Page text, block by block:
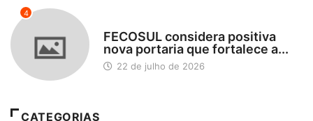
4
FECOSUL considera positiva
nova portaria que fortalece a...
22 de julho de 2026
CATEGORIAS